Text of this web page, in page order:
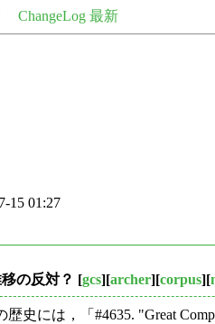
ChangeLog 最新
15 01:27
の反対？ [gcs][archer][corpus][
史には，「#4635. "Great